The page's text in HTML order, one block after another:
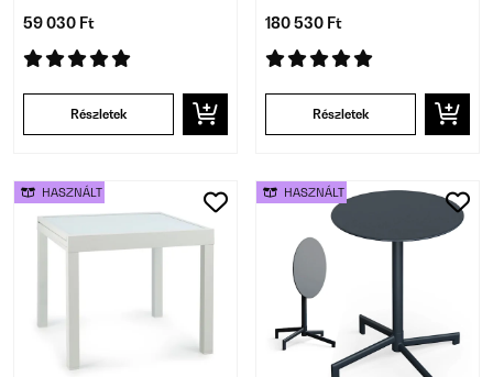
59 030 Ft
Részletek
180 530 Ft
Részletek
HASZNÁLT HASZNÁLT